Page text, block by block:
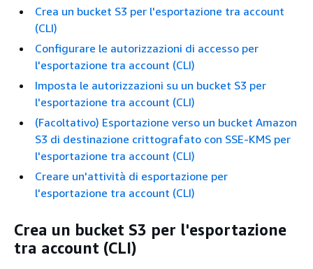
Crea un bucket S3 per l'esportazione tra account
(CLI)
Configurare le autorizzazioni di accesso per
l'esportazione tra account (CLI)
Imposta le autorizzazioni su un bucket S3 per
l'esportazione tra account (CLI)
(Facoltativo) Esportazione verso un bucket Amazon
S3 di destinazione crittografato con SSE-KMS per
l'esportazione tra account (CLI)
Creare un'attività di esportazione per
l'esportazione tra account (CLI)
Crea un bucket S3 per l'esportazione
tra account (CLI)